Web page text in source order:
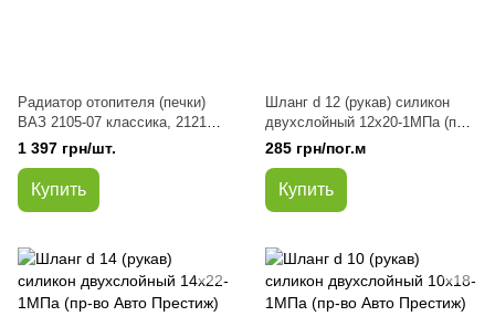
Радиатор отопителя (печки)
ВАЗ 2105-07 классика, 2121
алюминий (заменитель)
1 397 грн/шт.
Купить
Шланг d 12 (рукав) силикон
двухслойный 12х20-1МПа (пр-
во Авто Престиж)
285 грн/пог.м
Купить